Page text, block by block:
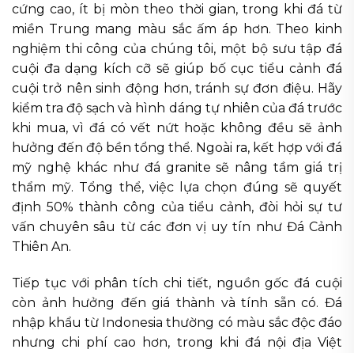
cứng cao, ít bị mòn theo thời gian, trong khi đá từ
miền Trung mang màu sắc ấm áp hơn. Theo kinh
nghiệm thi công của chúng tôi, một bộ sưu tập đá
cuội đa dạng kích cỡ sẽ giúp bố cục tiểu cảnh đá
cuội trở nên sinh động hơn, tránh sự đơn điệu. Hãy
kiểm tra độ sạch và hình dáng tự nhiên của đá trước
khi mua, vì đá có vết nứt hoặc không đều sẽ ảnh
hưởng đến độ bền tổng thể. Ngoài ra, kết hợp với đá
mỹ nghệ khác như đá granite sẽ nâng tầm giá trị
thẩm mỹ. Tổng thể, việc lựa chọn đúng sẽ quyết
định 50% thành công của tiểu cảnh, đòi hỏi sự tư
vấn chuyên sâu từ các đơn vị uy tín như Đá Cảnh
Thiên An.
Tiếp tục với phân tích chi tiết, nguồn gốc đá cuội
còn ảnh hưởng đến giá thành và tính sẵn có. Đá
nhập khẩu từ Indonesia thường có màu sắc độc đáo
nhưng chi phí cao hơn, trong khi đá nội địa Việt